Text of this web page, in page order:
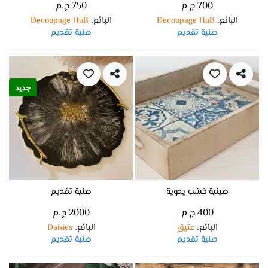
700 ج.م
البائع:
Decoupage HuB
صنية تقديم
750 ج.م
البائع:
Decoupage HuB
صنية تقديم
صينية خشب يدوية
400 ج.م
البائع: عتيق
صنية تقديم
جديد
صنية تقديم
2000 ج.م
البائع:
Daisies
صنية تقديم